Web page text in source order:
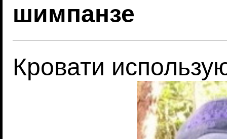
шимпанзе
Кровати